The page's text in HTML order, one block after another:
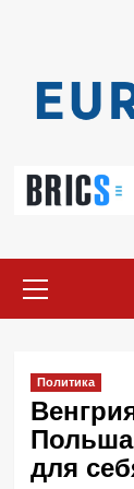
меню
Политика
для